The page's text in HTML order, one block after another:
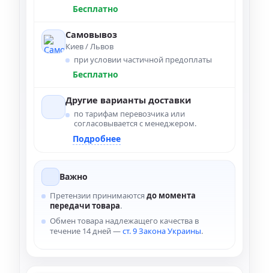
Бесплатно
Самовывоз
Киев / Львов
при условии частичной предоплаты
Бесплатно
Другие варианты доставки
по тарифам перевозчика или
согласовывается с менеджером.
Подробнее
Важно
Претензии принимаются до момента
передачи товара.
Обмен товара надлежащего качества в
течение 14 дней —ст. 9 Закона Украины.